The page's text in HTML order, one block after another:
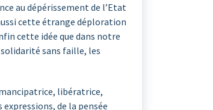
au dépérissement de l’Etat
cette étrange déploration
cette idée que dans notre
sans faille, les
libératrice,
de la pensée